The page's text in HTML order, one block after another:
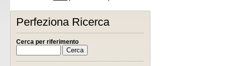
Perfeziona Ricerca
Cerca per riferimento